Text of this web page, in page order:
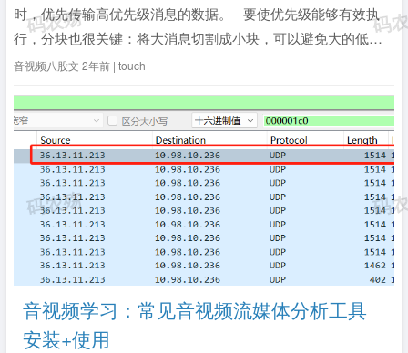
时，优先传输高优先级消息的数据。 要使优先级能够有效执
行，分块也很关键：将大消息切割成小块，可以避免大的低优
先级的消息（如视频消息）堵塞了发送缓冲从而阻塞了小的高
音视频八股文 2年前 | touch
音视频学习：常见音视频流媒体分析工具
安装+使用